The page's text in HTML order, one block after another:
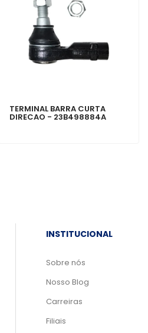
TERMINAL BARRA CURTA
DIRECAO - 23B498884A
INSTITUCIONAL
Sobre nós
Nosso Blog
Carreiras
Filiais